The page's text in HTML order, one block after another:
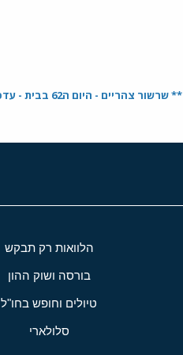
** שרשור צהריים - היום ה62 בבית - עדכונים **
הלוואות רק תבקש
בורסה ושוק ההון
טיולים וחופש בחו"ל
סלולארי